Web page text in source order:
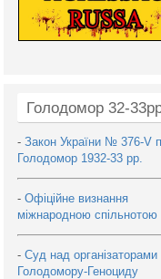
Голодомор 32-
- Закон України № 376-V
Голодомор 1932-33 рр.
- Офіційне визнання
міжнародною спільнотою
- Суд над організаторами
Голодомору-Геноциду